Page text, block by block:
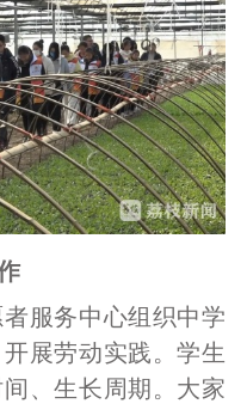
服务中心组织中学
展劳动实践。学生
、生长周期。大家